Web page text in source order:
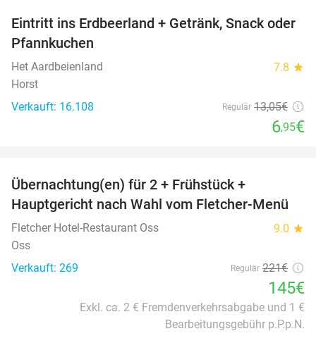
47%
Eintritt ins Erdbeerland + Getränk, Snack oder
Pfannkuchen
Het Aardbeienland 7.8 star
Horst
Verkauft: 16.108
Regulär 13,05€
6,95€
Übernachtung(en) für 2 + Frühstück +
Hauptgericht nach Wahl vom Fletcher-Menü
Fletcher Hotel-Restaurant Oss 9.0 star
Oss
Verkauft: 269
Regulär 221€
145€
Exkl. ca. 2 € Fremdenverkehrsabgabe und 1 €
Bearbeitungsgebühr p.P.p.N.